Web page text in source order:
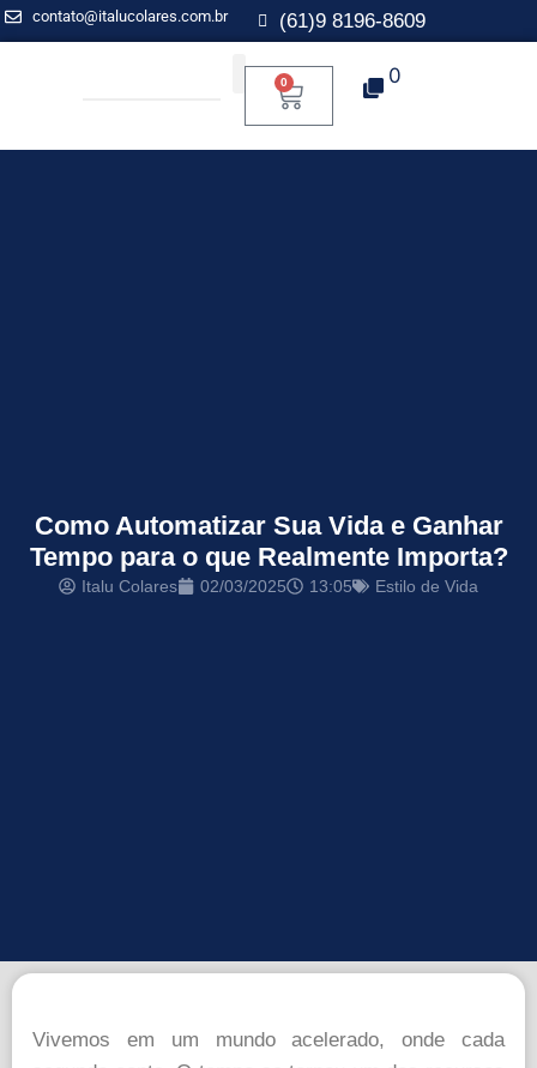
contato@italucolares.com.br (61)9 8196-8609
0 0
Como Automatizar Sua Vida e Ganhar
Tempo para o que Realmente Importa?
Italu Colares 02/03/2025 13:05 Estilo de Vida
Vivemos em um mundo acelerado, onde cada